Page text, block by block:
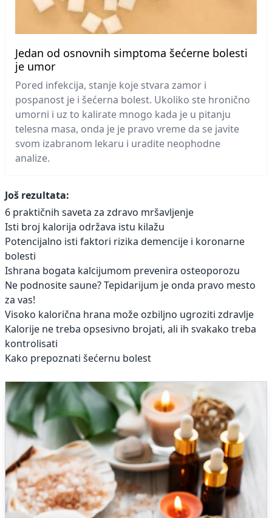
Jedan od osnovnih simptoma šećerne bolesti
je umor
Pored infekcija, stanje koje stvara zamor i
pospanost je i šećerna bolest. Ukoliko ste hronično
umorni i uz to kalirate mnogo kada je u pitanju
telesna masa, onda je je pravo vreme da se javite
svom izabranom lekaru i uradite neophodne
analize.
Još rezultata:
6 praktičnih saveta za zdravo mršavljenje
Isti broj kalorija održava istu kilažu
Potencijalno isti faktori rizika demencije i koronarne
bolesti
Ishrana bogata kalcijumom prevenira osteoporozu
Ne podnosite saune? Tepidarijum je onda pravo mesto
za vas!
Visoko kalorična hrana može ozbiljno ugroziti zdravlje
Kalorije ne treba opsesivno brojati, ali ih svakako treba
kontrolisati
Kako prepoznati šećernu bolest